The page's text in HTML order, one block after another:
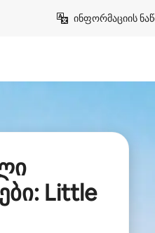
ინფორმაციის
Little